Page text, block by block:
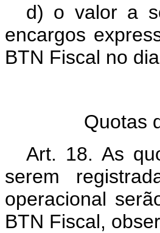
d) o valor a
encargos
BTN Fiscal no
Quotas
Art. 18. As
serem
operacional
BTN Fiscal,